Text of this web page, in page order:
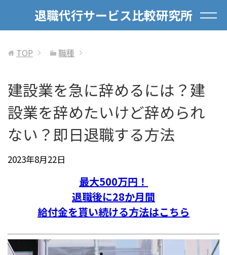
退職代行サービス比較研究所
TOP 職種
建設業を急に辞めるには？建
設業を辞めたいけど辞められ
ない？即日退職する方法
2023年8月22日
最大500万円！
退職後に28か月間
給付金を貰い続ける方法はこちら